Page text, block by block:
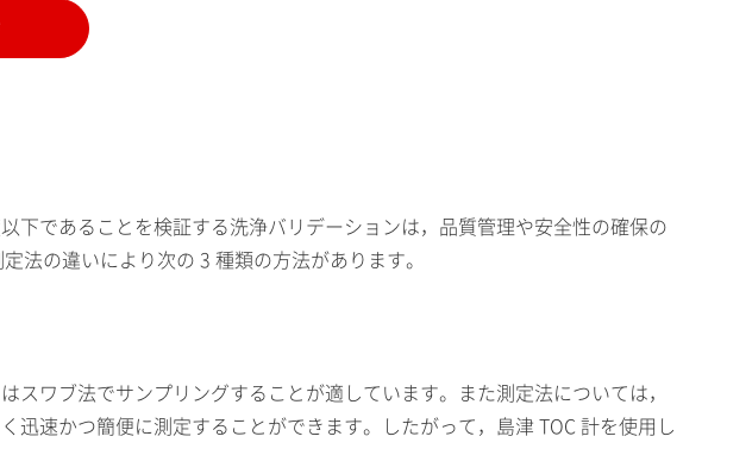
下であることを検証する洗浄バリデーションは，品質管理や安全性の確保の
法の違いにより次の 3 種類の方法があります。
ワブ法でサンプリングすることが適しています。また測定法については，
速かつ簡便に測定することができます。したがって，島津 TOC 計を使用し